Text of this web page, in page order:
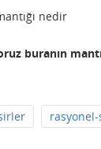
nedir
buranın